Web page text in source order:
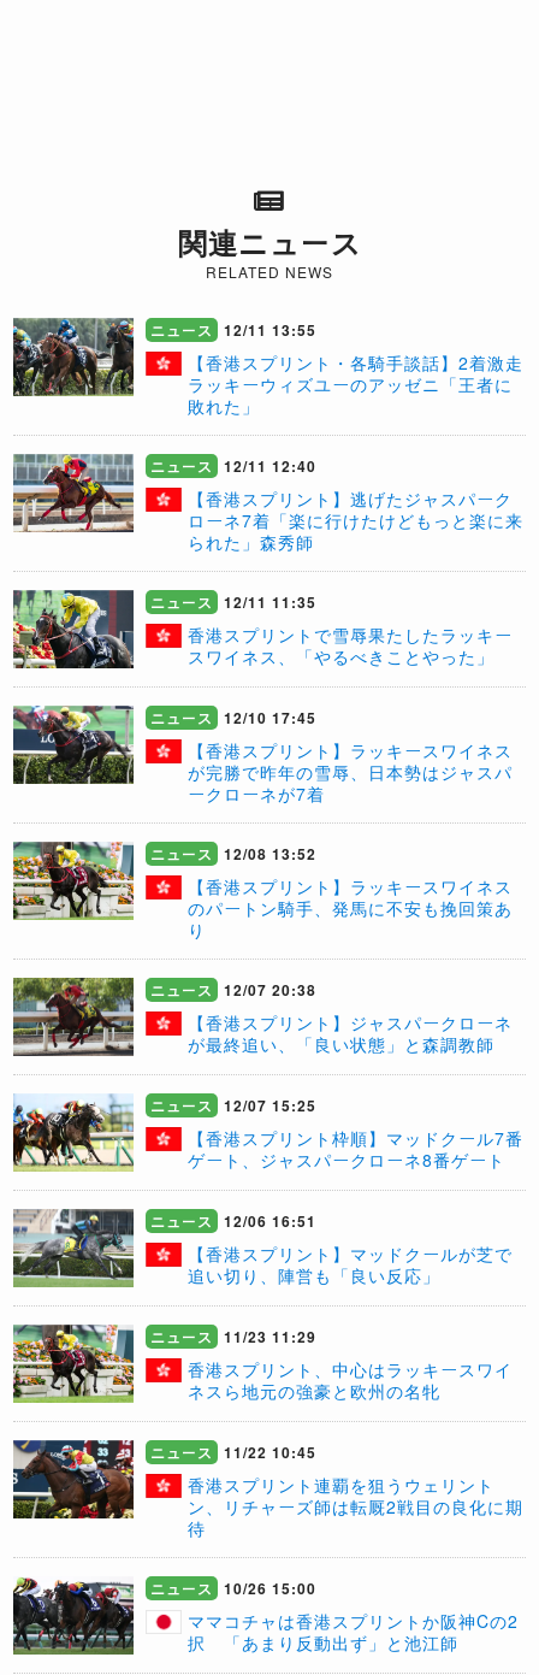
関連ニュース
RELATED NEWS
ニュース 12/11 13:55
【香港スプリント・各騎手談話】2着激走
ラッキーウィズユーのアッゼニ「王者に
敗れた」
ニュース 12/11 12:40
【香港スプリント】逃げたジャスパーク
ローネ7着「楽に行けたけどもっと楽に来
られた」森秀師
ニュース 12/11 11:35
​香港スプリントで雪辱果たしたラッキー
スワイネス、「やるべきことやった」
ニュース 12/10 17:45
【香港スプリント】ラッキースワイネス
が完勝で昨年の雪辱、日本勢はジャスパ
ークローネが7着
ニュース 12/08 13:52
【香港スプリント】ラッキースワイネス
のパートン騎手、発馬に不安も挽回策あ
り
ニュース 12/07 20:38
【香港スプリント】ジャスパークローネ
が最終追い、「良い状態」と森調教師
ニュース 12/07 15:25
【香港スプリント枠順】マッドクール7番
ゲート、ジャスパークローネ8番ゲート
ニュース 12/06 16:51
【香港スプリント】マッドクールが芝で
追い切り、陣営も「良い反応」
ニュース 11/23 11:29
香港スプリント、中心はラッキースワイ
ネスら地元の強豪と欧州の名牝
ニュース 11/22 10:45
香港スプリント連覇を狙うウェリント
ン、リチャーズ師は転厩2戦目の良化に期
待
ニュース 10/26 15:00
ママコチャは香港スプリントか阪神Cの2
択 「あまり反動出ず」と池江師